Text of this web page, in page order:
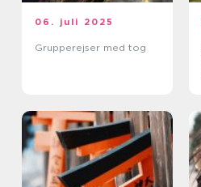
06. juli 2025
Grupperejser med tog